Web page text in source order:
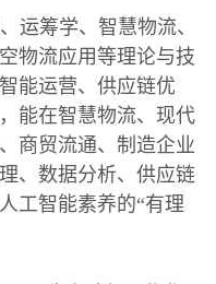
运筹学、智慧物流、
物流应用等理论与技
能运营、供应链优
能在智慧物流、现代
商贸流通、制造企业
、数据分析、供应链
工智能素养的“有理